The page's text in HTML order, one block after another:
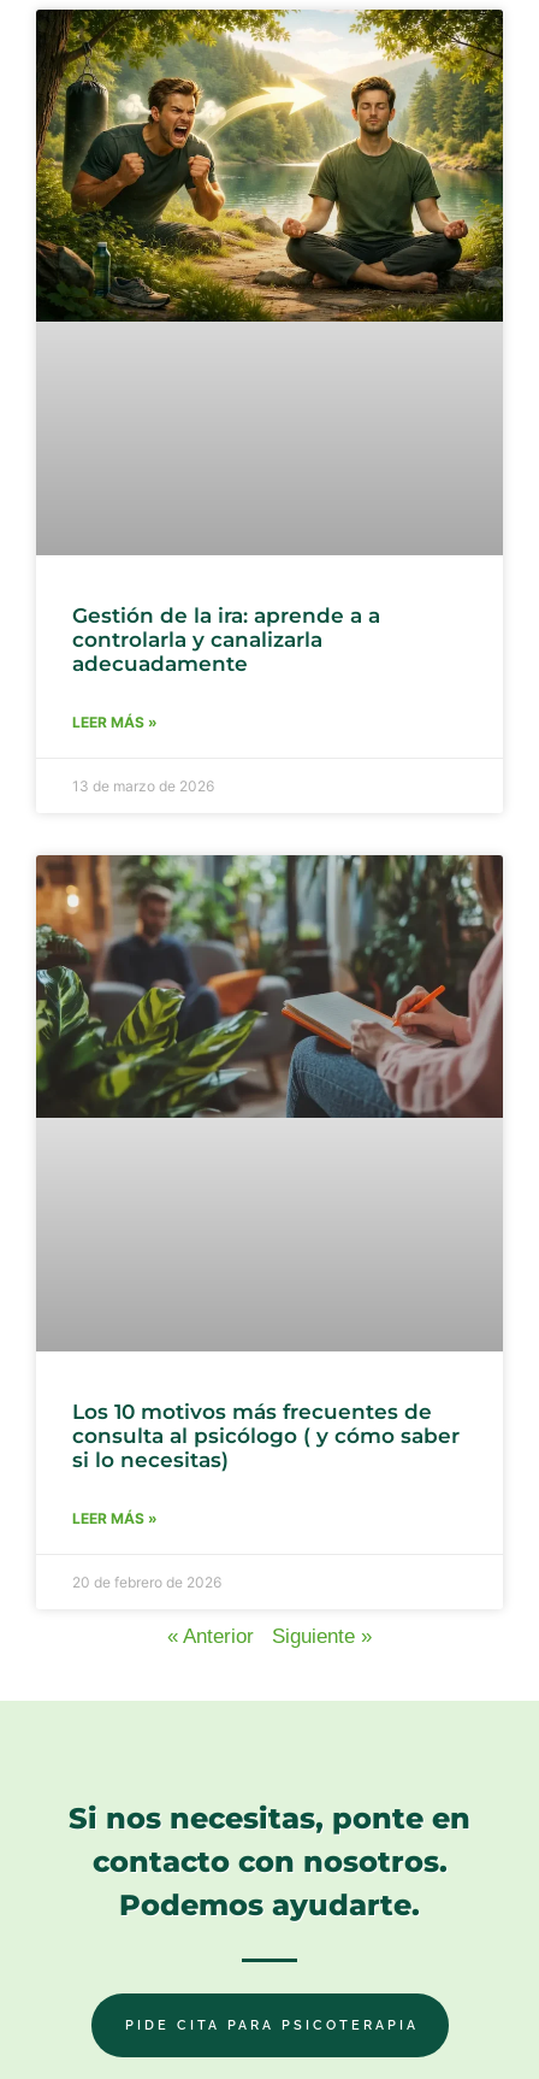
Gestión de la ira: aprende a a
controlarla y canalizarla
adecuadamente
LEER MÁS »
13 de marzo de 2026
Los 10 motivos más frecuentes de
consulta al psicólogo ( y cómo saber
si lo necesitas)
LEER MÁS »
20 de febrero de 2026
« Anterior Siguiente »
Si nos necesitas, ponte en
contacto con nosotros.
Podemos ayudarte.
PIDE CITA PARA PSICOTERAPIA